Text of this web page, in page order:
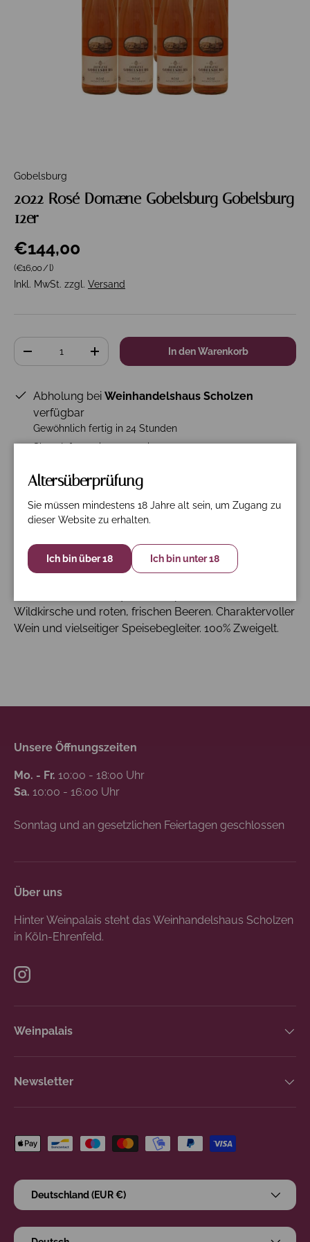
Gobelsburg
2022 Rosé Domæne Gobelsburg Gobelsburg
12er
€144,00
Grundpreis
(€16,00/l)
Inkl. MwSt. zzgl. Versand
Anzahl
+ In den Warenkorb
Abholung bei Weinhandelshaus Scholzen
verfügbar
Gewöhnlich fertig in 24 Stunden
Shop-Informationen anzeigen
Beschreibung Spezifikation
12er Paket frei Haus!
Wildkirsche und roten, frischen Beeren. Charaktervoller
Wein und vielseitiger Speisebegleiter. 100% Zweigelt.
Altersüberprüfung
Sie müssen mindestens 18 Jahre alt sein, um Zugang zu
dieser Website zu erhalten.
Ich bin über 18 Ich bin unter 18
Unsere Öffnungszeiten
Mo. - Fr. 10:00 - 18:00 Uhr
Sa. 10:00 - 16:00 Uhr
Sonntag und an gesetzlichen Feiertagen geschlossen
Über uns
Hinter Weinpalais steht das Weinhandelshaus Scholzen
in Köln-Ehrenfeld.
Instagram
Weinpalais
Newsletter
Zahlungsmethoden
Land/Region
Deutschland (EUR €)
Sprache